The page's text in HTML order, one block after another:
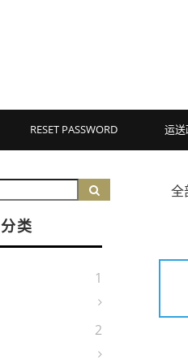
RESET PASSWORD 运
分类
1
2
全